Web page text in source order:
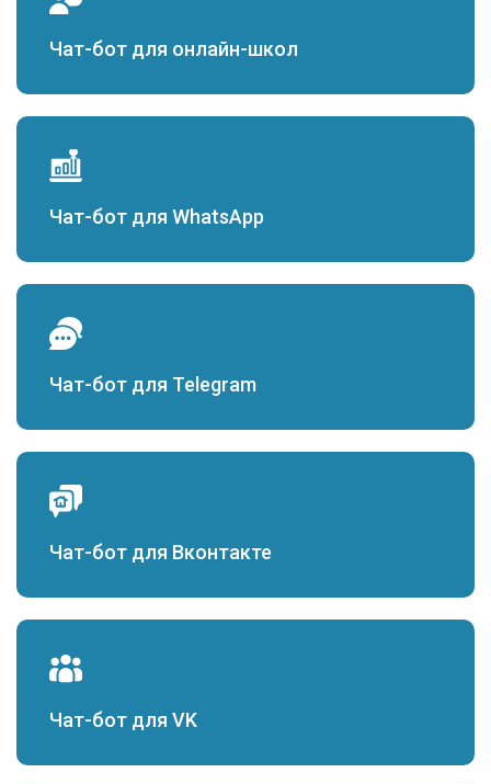
Чат-бот для онлайн-школ
Чат-бот для WhatsApp
Чат-бот для Telegram
Чат-бот для Вконтакте
Чат-бот для VK